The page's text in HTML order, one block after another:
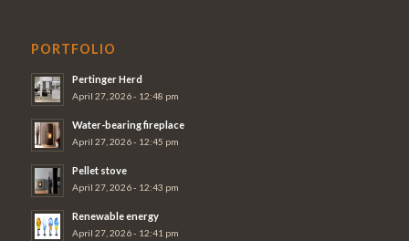
PORTFOLIO
Pertinger Herd
April 27, 2026 - 12:48 pm
Water-bearing fireplace
April 27, 2026 - 12:45 pm
Pellet stove
April 27, 2026 - 12:43 pm
Renewable energy
April 27, 2026 - 12:41 pm